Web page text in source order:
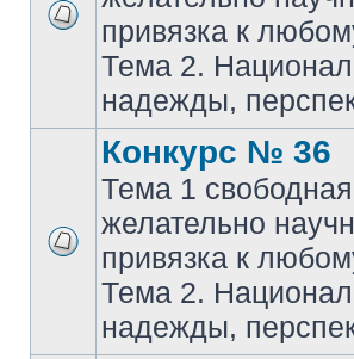
привязка к
Тема 2.
надежды,
Конкурс № 36
Тема 1
желательно
привязка к
Тема 2.
надежды,